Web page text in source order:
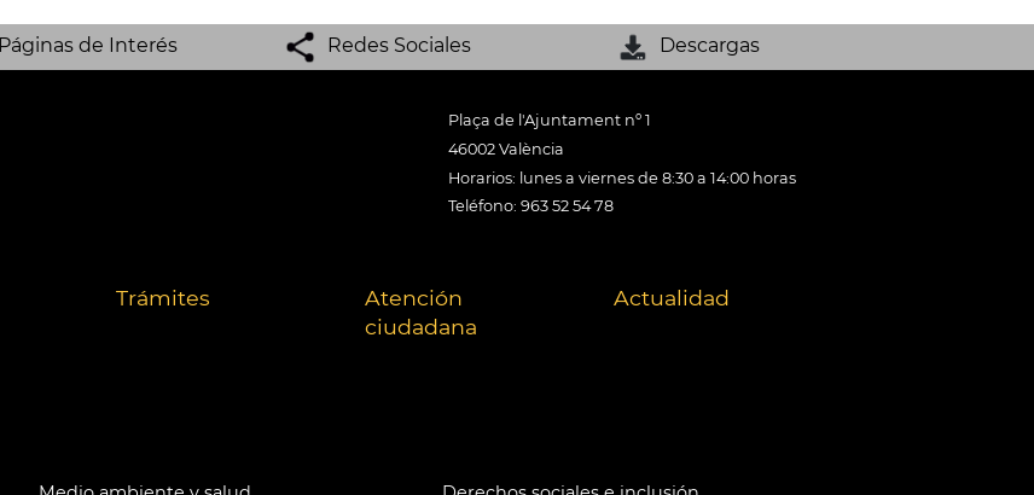
Páginas de Interés Redes Sociales Descargas
Plaça de l'Ajuntament nº 1
46002 València
Horarios: lunes a viernes de 8:30 a 14:00 horas
Teléfono: 963 52 54 78
Trámites
Atención
ciudadana
Actualidad